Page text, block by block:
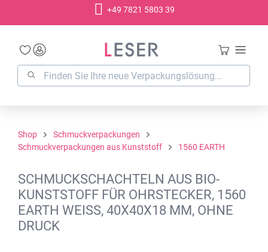
+49 7821 5803 39
Shop
Schmuckverpackungen
Schmuckverpackungen aus Kunststoff
1560 EARTH
SCHMUCKSCHACHTELN AUS BIO-
KUNSTSTOFF FÜR OHRSTECKER, 1560
EARTH WEISS, 40X40X18 MM, OHNE
DRUCK